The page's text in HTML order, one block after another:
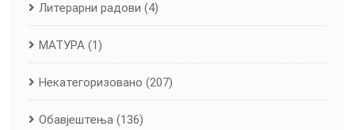
Литерарни радови (4)
МАТУРА (1)
Некатегоризовано (207)
Обавјештења (136)